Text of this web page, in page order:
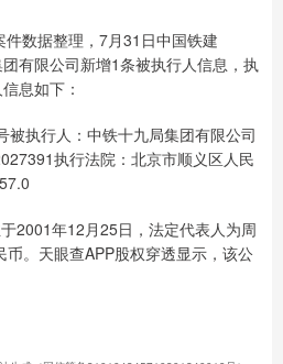
数据整理，7月31日中国铁建
有限公司新增1条被执行人信息，执
息如下：
执行人：中铁十九局集团有限公司
执行法院：北京市顺义区人民
2001年12月25日，法定代表人为周
。天眼查APP股权穿透显示，该公